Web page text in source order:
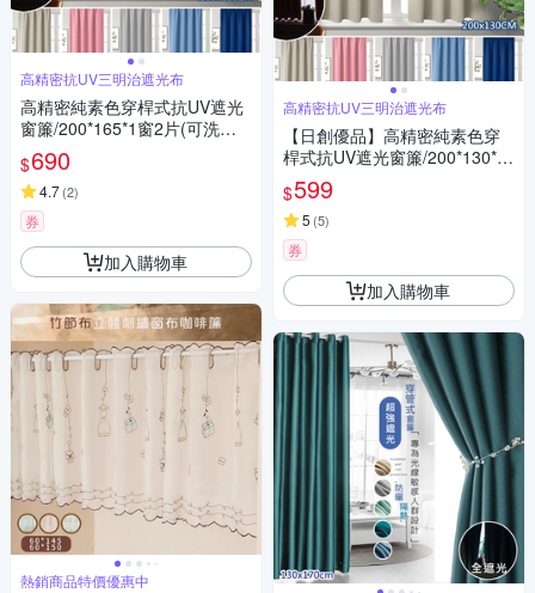
高精密抗UV三明治遮光布
高精密純素色穿桿式抗UV遮光
窗簾/200*165*1窗2片(可洗衣
機洗/窗簾/拉簾/風水簾/門簾)
$690
4.7(2)
券
加入購物車
熱銷商品特價優惠中
高精密抗UV三明治遮光布
【日創優品】高精密純素色穿
桿式抗UV遮光窗簾/200*130*1
窗2片(可洗衣機洗/窗簾/拉簾/風
水簾/門簾) 售價599元
$599
5 (5)
券
加入購物車